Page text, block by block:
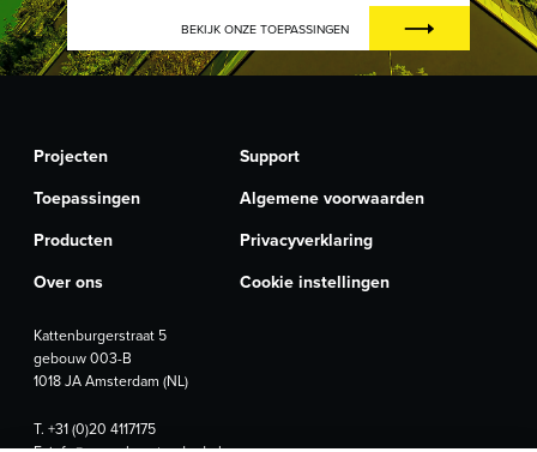
BEKIJK ONZE TOEPASSINGEN
Projecten
Toepassingen
Producten
Over ons
Support
Algemene voorwaarden
Privacyverklaring
Cookie instellingen
Kattenburgerstraat 5
gebouw 003-B
1018 JA Amsterdam (NL)
T. +31 (0)20 4117175